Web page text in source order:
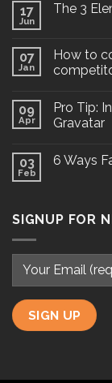
17
Jun
The 3
07
Jan
How to
09
Apr
Pro Tip:
Gravatar
03
Feb
6 Ways
SIGNUP FOR